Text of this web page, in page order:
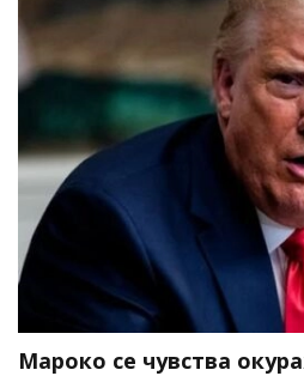
Мароко се чувства